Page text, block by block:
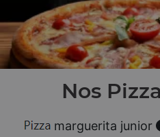
Nos
marguerita junior